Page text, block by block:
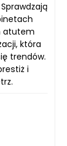
atutem
która
trendów.
i